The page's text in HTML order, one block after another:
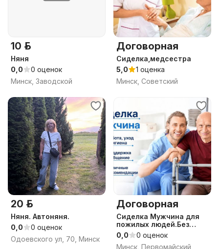
10 р.
Няня
0,0
0 оценок
Минск, Заводской
Договорная
Сиделка,медсестра
5,0
1 оценка
Минск, Советский
20 р.
Няня. Автоняня.
0,0
0 оценок
Одоевского ул, 70, Минск
Договорная
Сиделка Мужчина для
пожилых людей.Без
посредников.
0,0
0 оценок
Минск, Первомайский